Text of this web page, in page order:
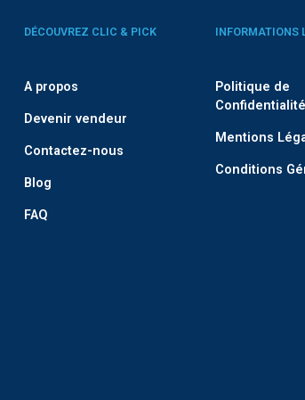
DÉCOUVREZ CLIC & PICK
A propos
Devenir vendeur
Contactez-nous
Blog
FAQ
INFORMATIONS
Politique de
Confidentialité
Mentions
Conditions